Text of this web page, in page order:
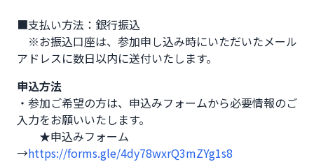
■支払い方法：銀行振込
※お振込口座は、参加申し込み時にいただいたメール
アドレスに数日以内に送付いたします。
申込方法
・参加ご希望の方は、申込みフォームから必要情報のご
入力をお願いいたします。
★申込みフォーム
→https://forms.gle/4dy78wxrQ3mZYg1s8